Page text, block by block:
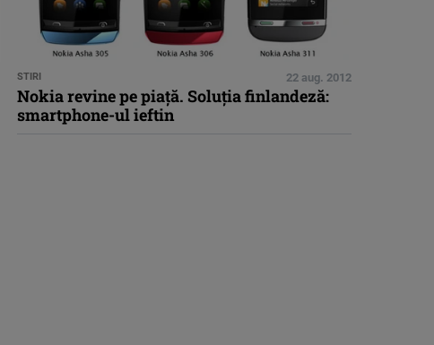
STIRI 22 aug. 2012
Nokia revine pe piaţă. Soluţia finlandeză:
smartphone-ul ieftin